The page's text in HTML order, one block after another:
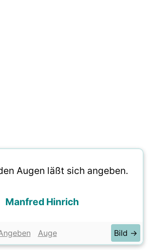
Augen läßt sich angeben.
Manfred Hinrich
Auge Bild →